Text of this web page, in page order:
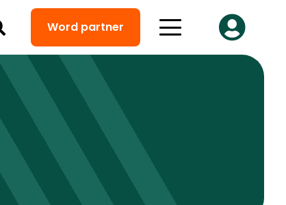
Word partner